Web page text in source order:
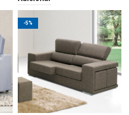
-5%